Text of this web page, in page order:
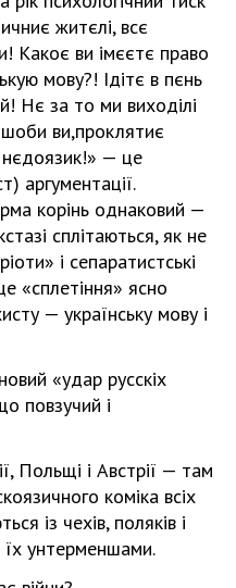
житєлі, всє
Какоє ви імєєтє право
мову?! Ідітє в пєнь
Нє за то ми виходілі
шоби ви,проклятиє
нєдоязик!» — це
аргументації.
корінь однаковий —
сплітаються, як не
і сепаратистські
«сплетіння» ясно
— українську мову і
«удар русскіх
повзучий і
Польщі і Австрії — там
коміка всіх
із чехів, поляків і
їх унтерменшами.